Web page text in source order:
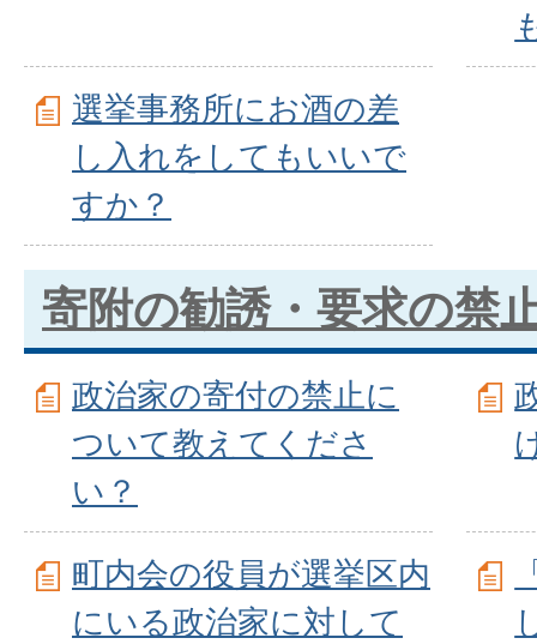
選挙事務所にお酒の差
し入れをしてもいいで
すか？
寄附の勧誘・要求の禁
政治家の寄付の禁止に
ついて教えてくださ
い？
町内会の役員が選挙区内
にいる政治家に対して